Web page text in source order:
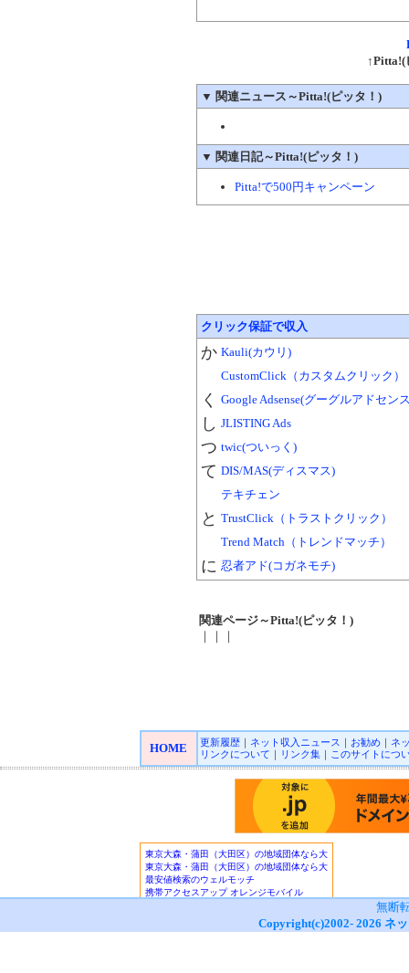
↑Pitta!(
▼ 関連ニュース～Pitta!(ピッタ！)
▼ 関連日記～Pitta!(ピッタ！)
Pitta!で500円キャンペーン
クリック保証で収入
か Kauli(カウリ)
CustomClick（カスタムクリック）
く Google Adsense(グーグルアドセン
し JLISTING Ads
つ twic(ついっく)
て DIS/MAS(ディスマス)
テキチェン
と TrustClick（トラストクリック）
Trend Match（トレンドマッチ）
に 忍者アド(コガネモチ)
関連ページ～Pitta!(ピッタ！)
｜｜｜
HOME 更新履歴｜ ネット収入ニュース ｜ お勧め｜ ネ
リンクについて ｜ リンク集｜ このサイトにつ
無断
Copyright(c)2002- 2026 ネ